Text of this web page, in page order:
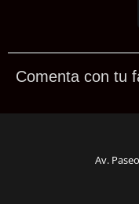
Comenta con tu
Av.